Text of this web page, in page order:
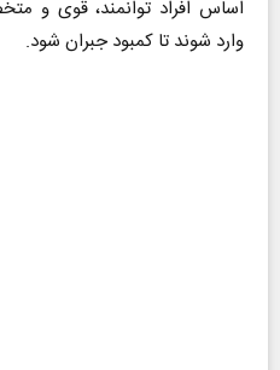
اساس افراد توانمند، قوی و
وارد شوند تا کمبود جبران شود.